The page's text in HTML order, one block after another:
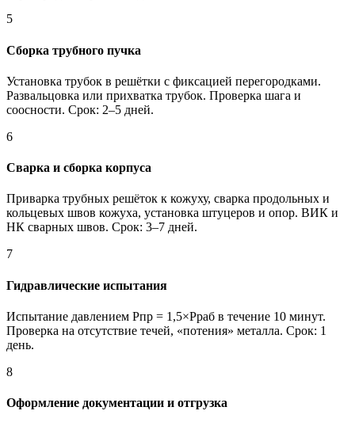
5
Сборка трубного пучка
Установка трубок в решётки с фиксацией перегородками.
Развальцовка или прихватка трубок. Проверка шага и
соосности. Срок: 2–5 дней.
6
Сварка и сборка корпуса
Приварка трубных решёток к кожуху, сварка продольных и
кольцевых швов кожуха, установка штуцеров и опор. ВИК и
НК сварных швов. Срок: 3–7 дней.
7
Гидравлические испытания
Испытание давлением Рпр = 1,5×Рраб в течение 10 минут.
Проверка на отсутствие течей, «потения» металла. Срок: 1
день.
8
Оформление документации и отгрузка